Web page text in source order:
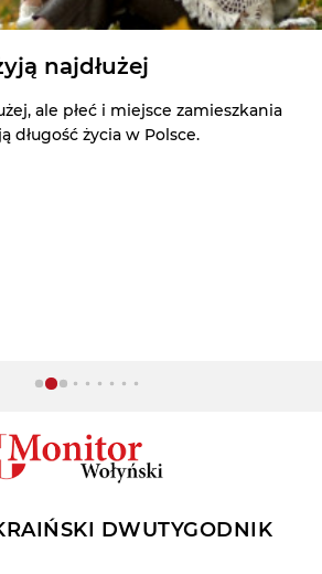
najdłużej
ale płeć i miejsce zamieszkania
długość życia w Polsce.
DWUTYGODNIK